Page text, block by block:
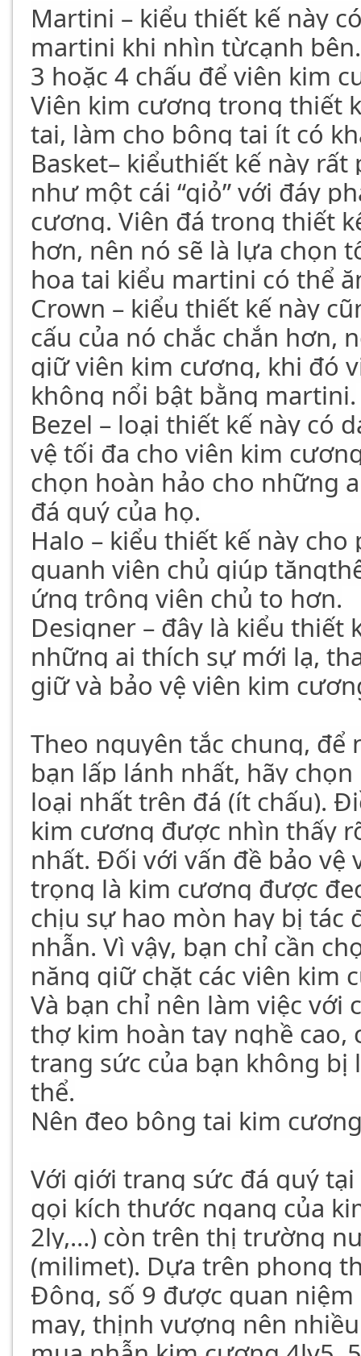
Martini – kiểu thiết kế này
martini khi nhìn từcạnh
3 hoặc 4 chấu để viên kim
Viên kim cương trong thiết
tai, làm cho bông tai ít có
Basket– kiểuthiết kế này
như một cái “giỏ” với đáy
cương. Viên đá trong thiết
hơn, nên nó sẽ là lựa chọn
hoa tai kiểu martini có thể
Crown – kiểu thiết kế này
cấu của nó chắc chắn hơn,
giữ viên kim cương, khi đó
không nổi bật bằng martini.
Bezel – loại thiết kế này có
vệ tối đa cho viên kim
chọn hoàn hảo cho những
đá quý của họ.
Halo – kiểu thiết kế này
quanh viên chủ giúp
ứng trông viên chủ to hơn.
Designer – đây là kiểu thiết
những ai thích sự mới lạ,
giữ và bảo vệ viên kim
Theo nguyên tắc chung,
bạn lấp lánh nhất, hãy
loại nhất trên đá (ít chấu).
kim cương được nhìn thấy
nhất. Đối với vấn đề bảo
trọng là kim cương được
chịu sự hao mòn hay bị
nhẫn. Vì vậy, bạn chỉ cần
năng giữ chặt các viên kim
Và bạn chỉ nên làm việc với
thợ kim hoàn tay nghề
trang sức của bạn không bị
thể.
Nên đeo bông tai kim
Với giới trang sức đá quý
gọi kích thước ngang của
2ly,…) còn trên thị trường
(milimet). Dựa trên phong
Đông, số 9 được quan
may, thịnh vượng nên